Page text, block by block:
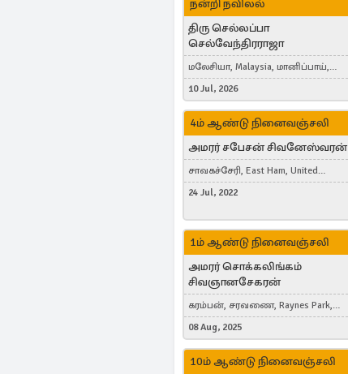
நன்றி நவிலல்
திரு செல்லப்பா
செல்வேந்திரராஜா
மலேசியா, Malaysia, மானிப்பாய்,
Duisburg, Germany, London, United
Kingdom
10 Jul, 2026
4ம் ஆண்டு நினைவஞ்சலி
அமரர் சபேசன் சிவனேஸ்வரன்
சாவகச்சேரி, East Ham, United
Kingdom
24 Jul, 2022
1ம் ஆண்டு நினைவஞ்சலி
அமரர் சொக்கலிங்கம்
சிவஞானசேகரன்
கரம்பன், சரவணை, Raynes Park,
London, United Kingdom
08 Aug, 2025
10ம் ஆண்டு நினைவஞ்சலி